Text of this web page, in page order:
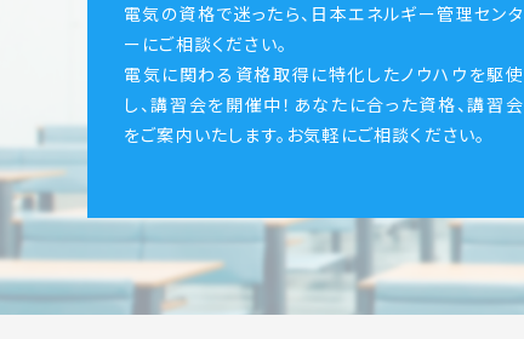
電気の資格で迷ったら、日本エネルギー管理センタ
ーにご相談ください。
電気に関わる資格取得に特化したノウハウを駆使
し、講習会を開催中！あなたに合った資格、講習会
をご案内いたします。お気軽にご相談ください。